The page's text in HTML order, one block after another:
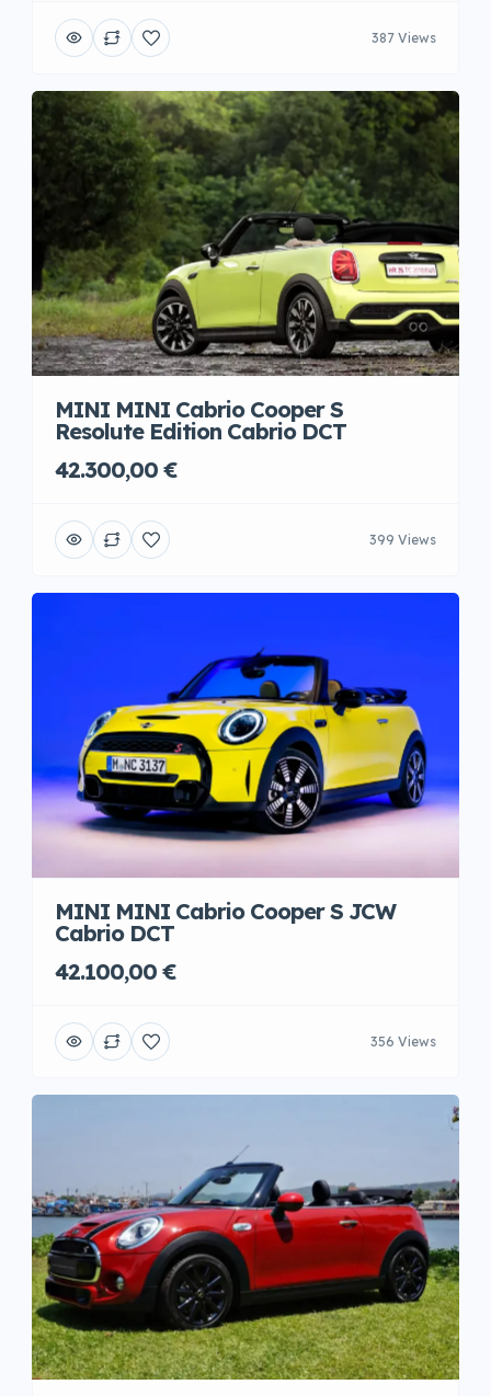
387 Views
MINI MINI Cabrio Cooper S
Resolute Edition Cabrio DCT
42.300,00 €
399 Views
MINI MINI Cabrio Cooper S JCW
Cabrio DCT
42.100,00 €
356 Views